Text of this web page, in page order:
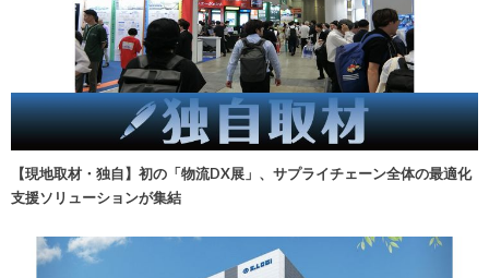
【現地取材・独自】初の「物流DX展」、サプライチェーン全体の最適化
支援ソリューションが集結